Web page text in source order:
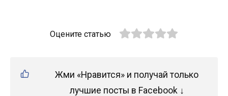
Оцените статью
Жми «Нравится» и получай только
лучшие посты в Facebook ↓